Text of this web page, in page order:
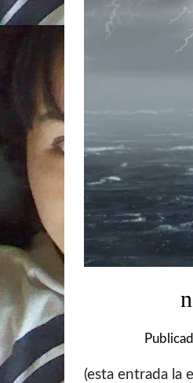
(esta entrada la